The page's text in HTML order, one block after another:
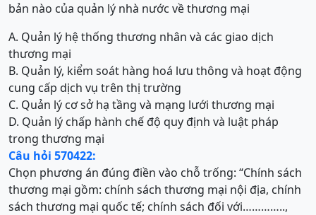
bản nào của quản lý nhà nước về thương mại
A. Quản lý hệ thống thương nhân và các giao dịch
thương mại
B. Quản lý, kiểm soát hàng hoá lưu thông và hoạt động
cung cấp dịch vụ trên thị trường
C. Quản lý cơ sở hạ tầng và mạng lưới thương mại
D. Quản lý chấp hành chế độ quy định và luật pháp
trong thương mại
Câu hỏi 570422:
Chọn phương án đúng điền vào chỗ trống: “Chính sách
thương mại gồm: chính sách thương mại nội địa, chính
sách thương mại quốc tế; chính sách đối với…………..,